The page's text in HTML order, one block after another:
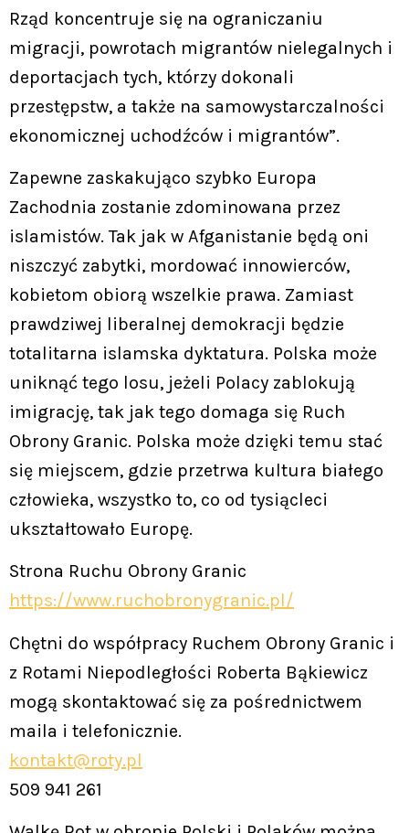
Rząd koncentruje się na ograniczaniu
migracji, powrotach migrantów nielegalnych i
deportacjach tych, którzy dokonali
przestępstw, a także na samowystarczalności
ekonomicznej uchodźców i migrantów”.
Zapewne zaskakująco szybko Europa
Zachodnia zostanie zdominowana przez
islamistów. Tak jak w Afganistanie będą oni
niszczyć zabytki, mordować innowierców,
kobietom obiorą wszelkie prawa. Zamiast
prawdziwej liberalnej demokracji będzie
totalitarna islamska dyktatura. Polska może
uniknąć tego losu, jeżeli Polacy zablokują
imigrację, tak jak tego domaga się Ruch
Obrony Granic. Polska może dzięki temu stać
się miejscem, gdzie przetrwa kultura białego
człowieka, wszystko to, co od tysiącleci
ukształtowało Europę.
Strona Ruchu Obrony Granic
https://www.ruchobronygranic.pl/
Chętni do współpracy Ruchem Obrony Granic i
z Rotami Niepodległości Roberta Bąkiewicz
mogą skontaktować się za pośrednictwem
maila i telefonicznie.
kontakt@roty.pl
509 941 261